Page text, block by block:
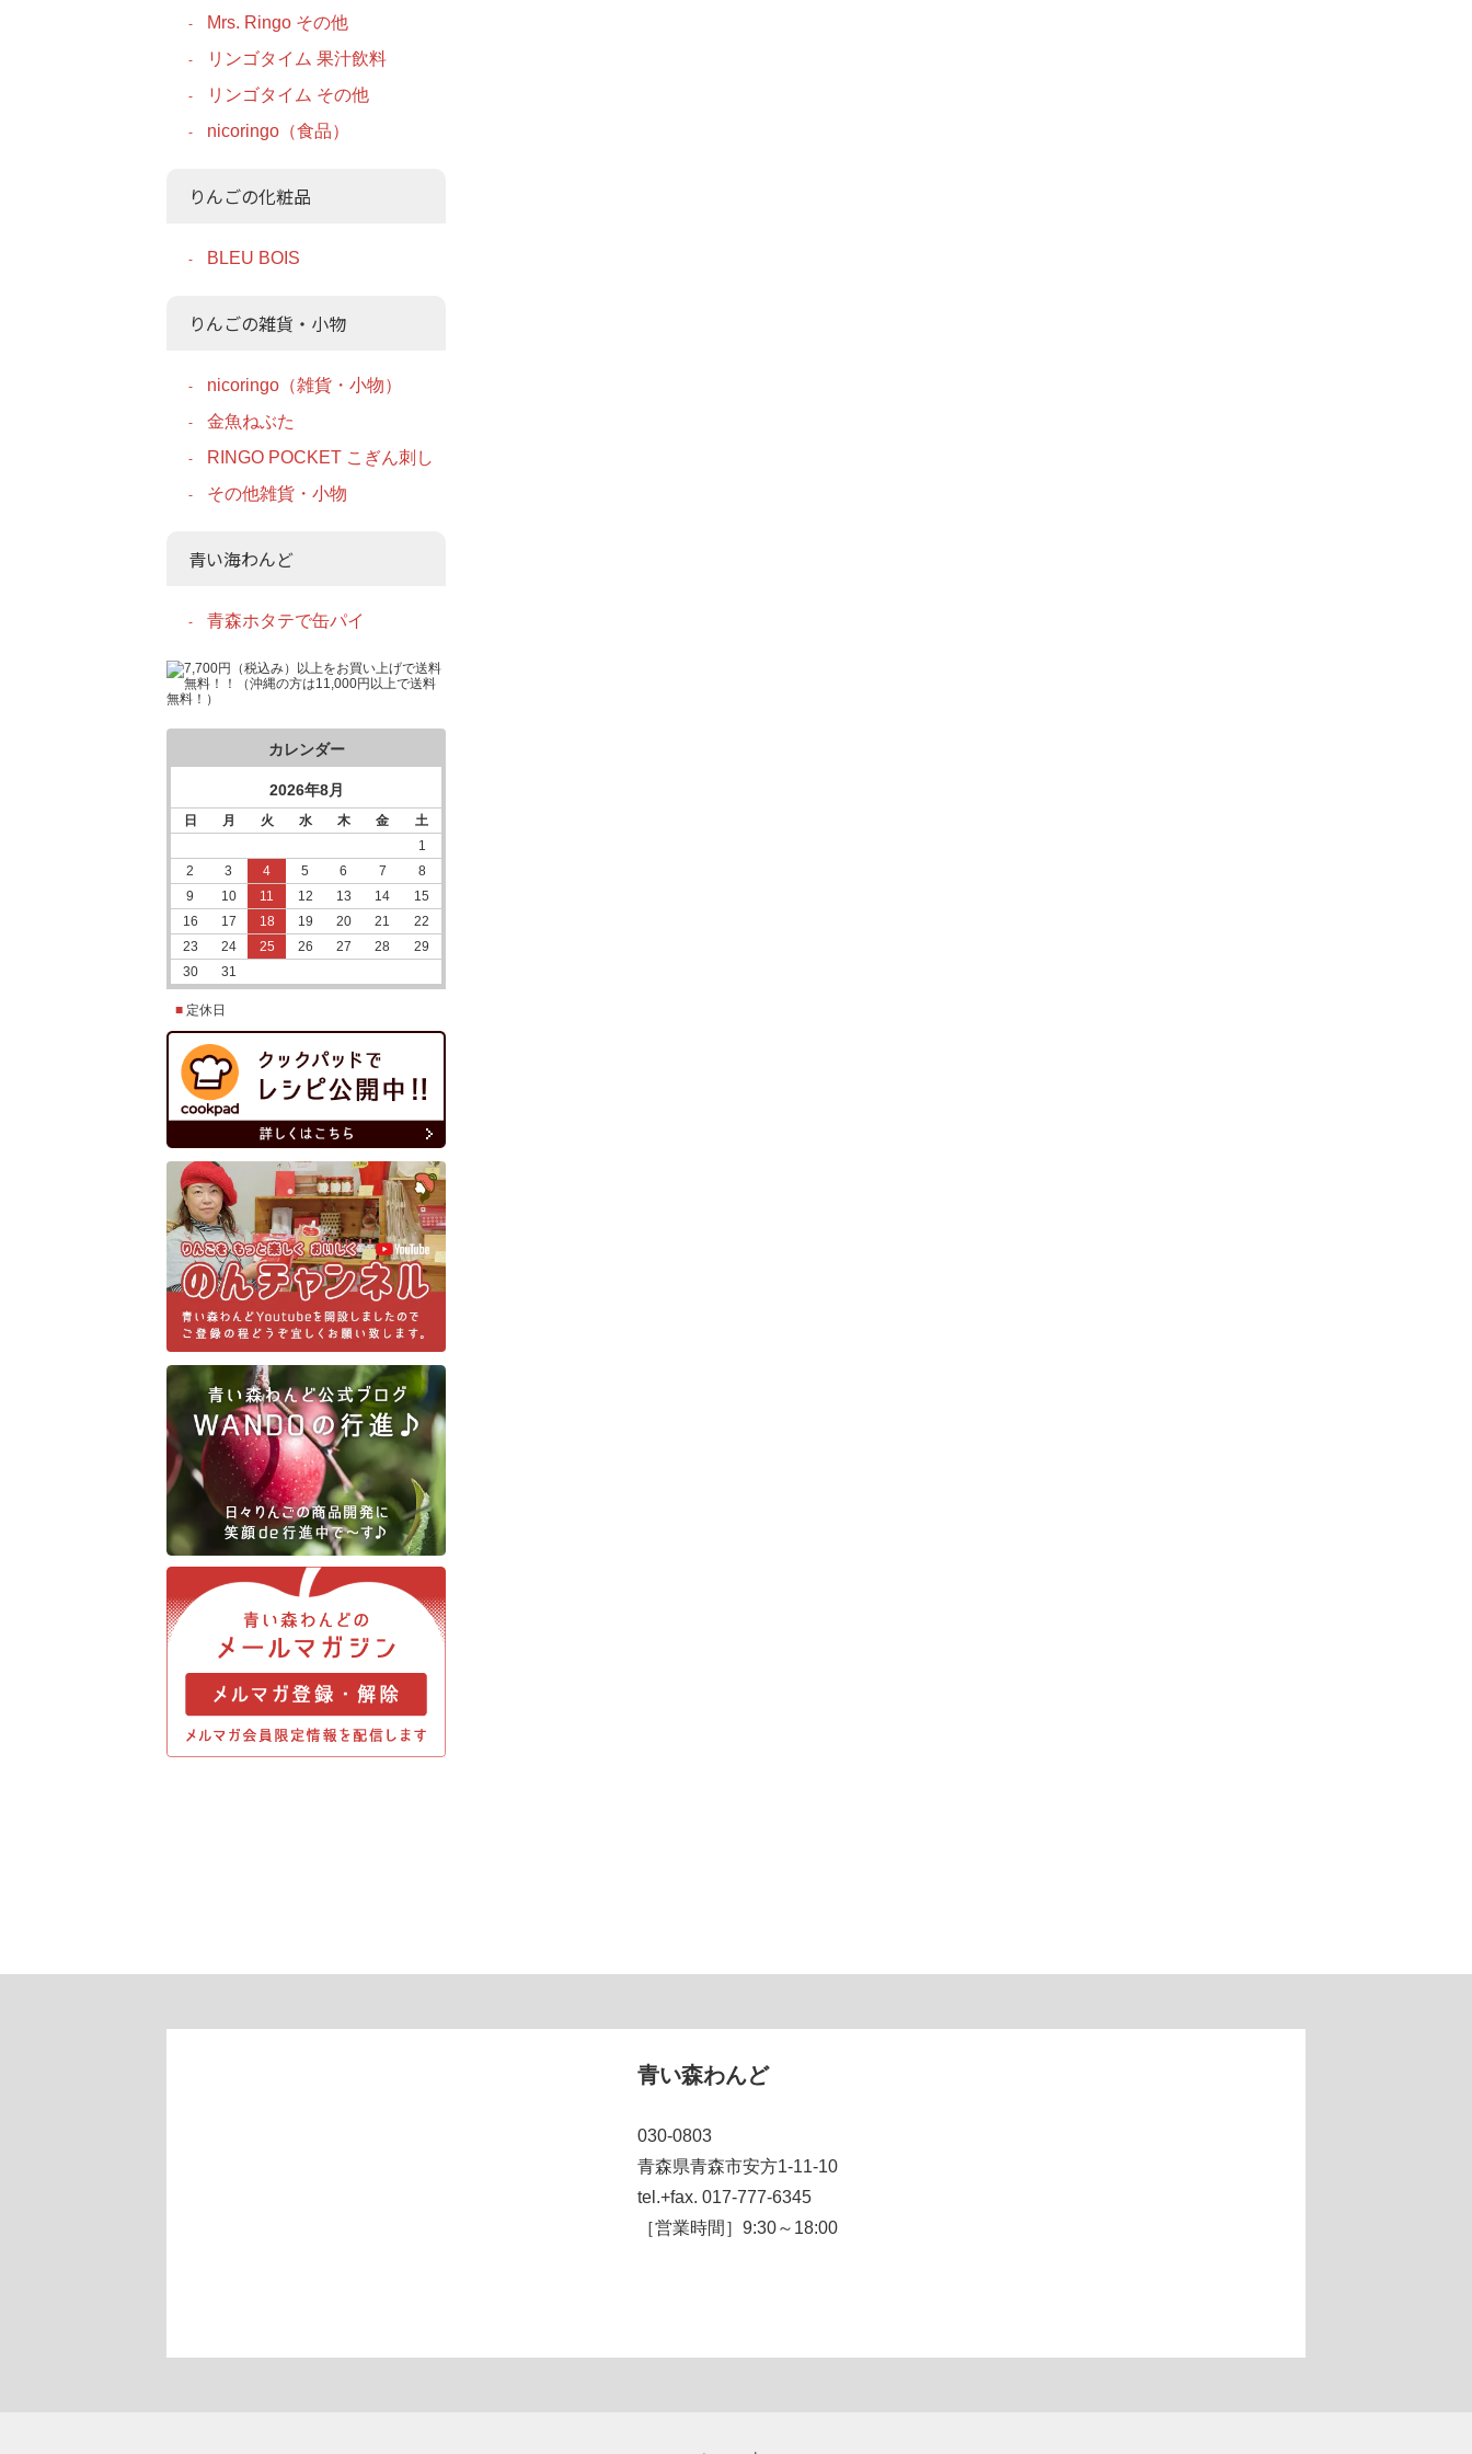
Mrs. Ringo その他
リンゴタイム 果汁飲料
リンゴタイム その他
nicoringo（食品）
りんごの化粧品
BLEU BOIS
りんごの雑貨・小物
nicoringo（雑貨・小物）
金魚ねぶた
RINGO POCKET こぎん刺し
その他雑貨・小物
青い海わんど
青森ホタテで缶パイ
カレンダー
2026年8月
日 月 火 水 木 金
土
1
2
3 4 5 6 7
8
9
10 11 12 13 14
15
16
17 18 19 20 21
22
23
24 25 26 27 28
29
30
31
■ 定休日
青い森わんど
030-0803
青森県青森市安方1-11-10
tel.+fax. 017-777-6345
［営業時間］9:30～18:00